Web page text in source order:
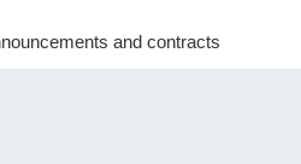
and contracts